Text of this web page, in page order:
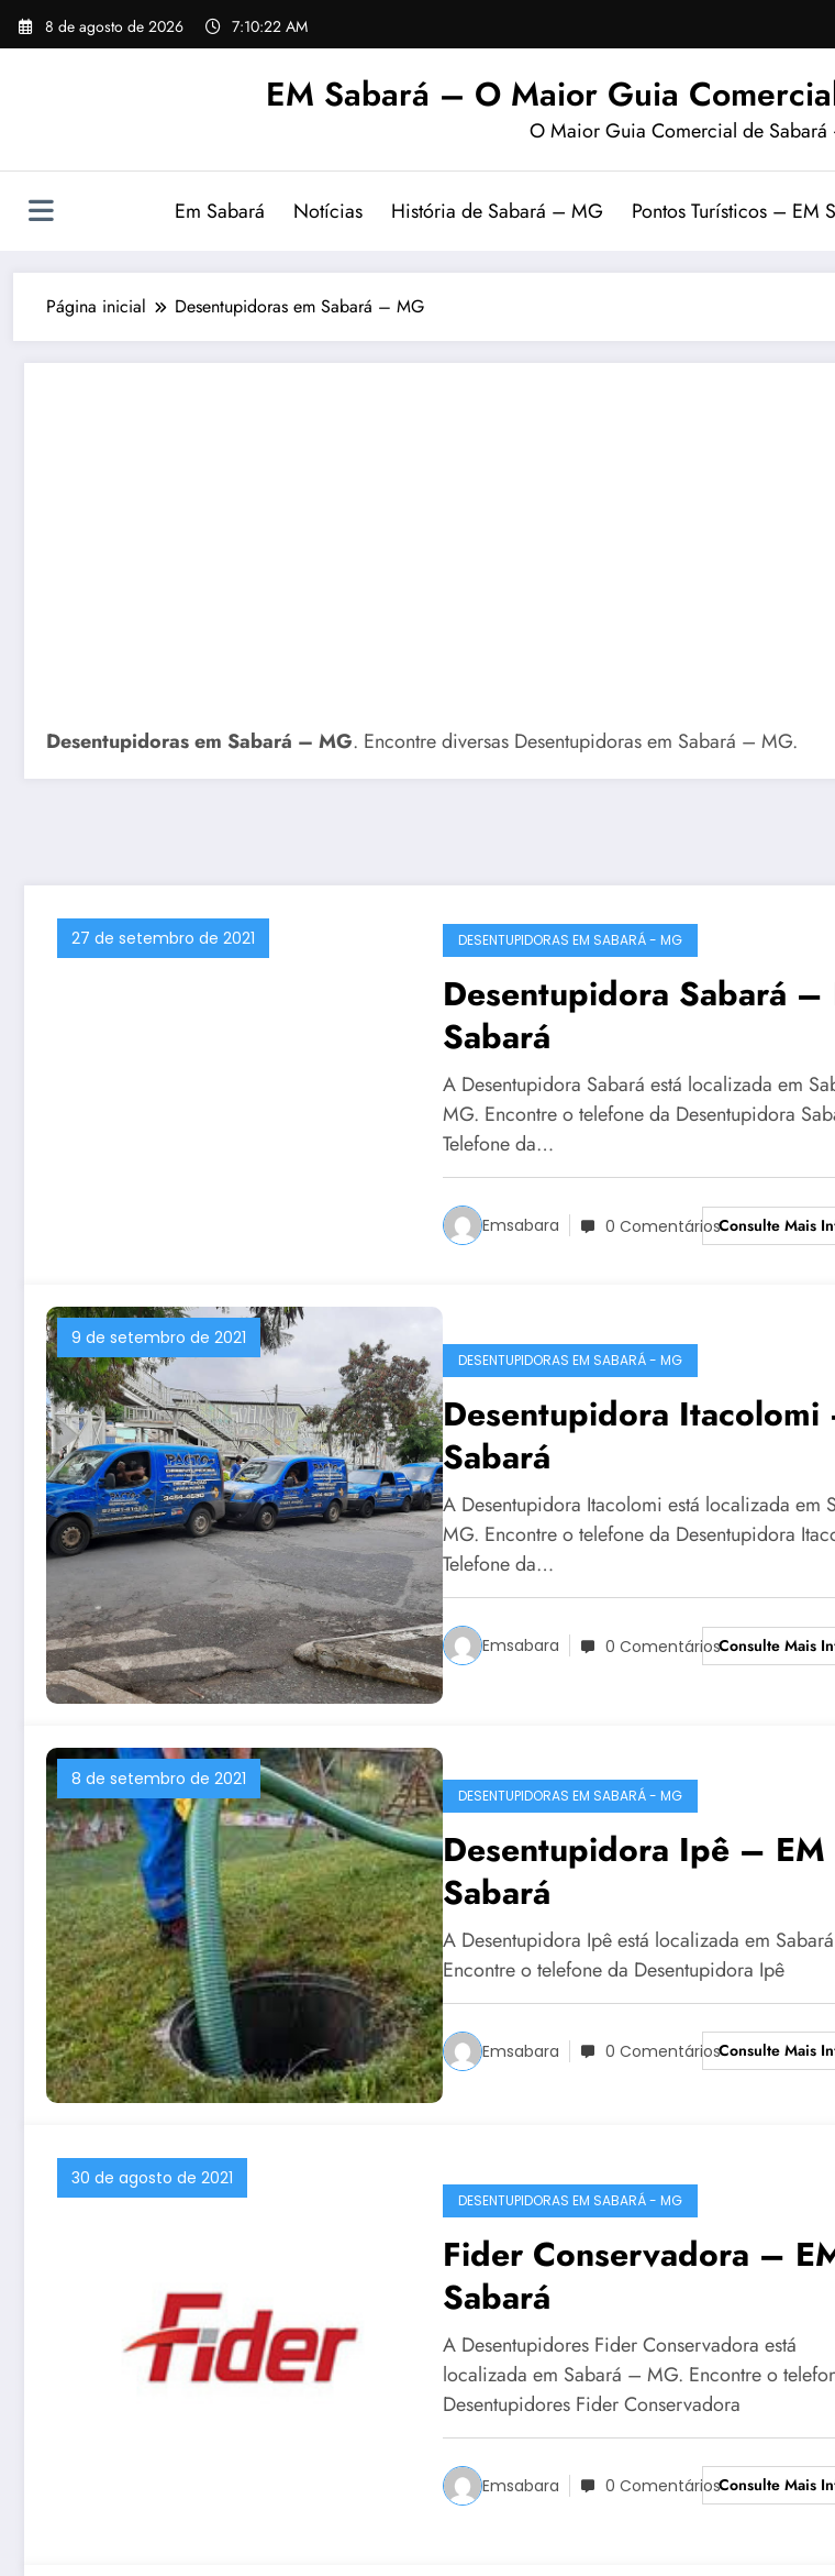
Pular
para
8 de agosto de 2026 7:10:23 AM
EM Sabará – O Maior Guia
O Maior Guia Comercial de Sabará
Em Sabará Notícias História de Sabará – MG Pontos Turísticos – EM
Página inicial Desentupidoras em Sabará – MG
Desentupidoras em Sabará – MG. Encontre diversas Desentupidoras em Sabará – MG.
27 de setembro de 2021 DESENTUPIDORAS EM SABARÁ - MG
Desentupidora Sabará – EM
Sabará
A Desentupidora Sabará está localizada em
MG. Encontre o telefone da Desentupidora
Telefone da…
Emsabara 0 ComentáriosConsulte Mais
9 de setembro de 2021
DESENTUPIDORAS EM SABARÁ - MG
Desentupidora Itacolomi
Sabará
A Desentupidora Itacolomi está localizada em
MG. Encontre o telefone da Desentupidora
Telefone da…
Emsabara 0 ComentáriosConsulte Mais
8 de setembro de 2021
DESENTUPIDORAS EM SABARÁ - MG
Desentupidora Ipê – EM
Sabará
A Desentupidora Ipê está localizada em
Encontre o telefone da Desentupidora Ipê
Emsabara 0 ComentáriosConsulte Mais
30 de agosto de 2021
DESENTUPIDORAS EM SABARÁ - MG
Fider Conservadora –
Sabará
A Desentupidores Fider Conservadora está
localizada em Sabará – MG. Encontre o
Desentupidores Fider Conservadora
Emsabara 0 ComentáriosConsulte Mais